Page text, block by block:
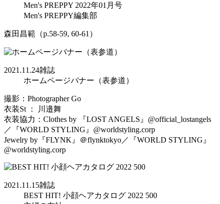
Men's PREPPY 2022年01月号
Men's PREPPY編集部
森田昌範（p.58-59, 60-61）
2021.11.24雑誌
ホームページバナー（表参道）
撮影：Photographer Go
衣装St ： 川邉舞
衣装協力：Clothes by 『LOST ANGELS』@official_lostangels
／『WORLD STYLING』@worldstyling.corp
Jewelry by『FLYNK』＠flynktokyo／『WORLD STYLING』
@worldstyling.corp
2021.11.15雑誌
BEST HIT! 小顔ヘアカタログ 2022 500